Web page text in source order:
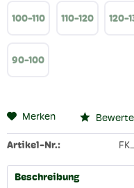
100-110 110-120 120-
90-100
Merken
Artikel-Nr.:
Beschreibung